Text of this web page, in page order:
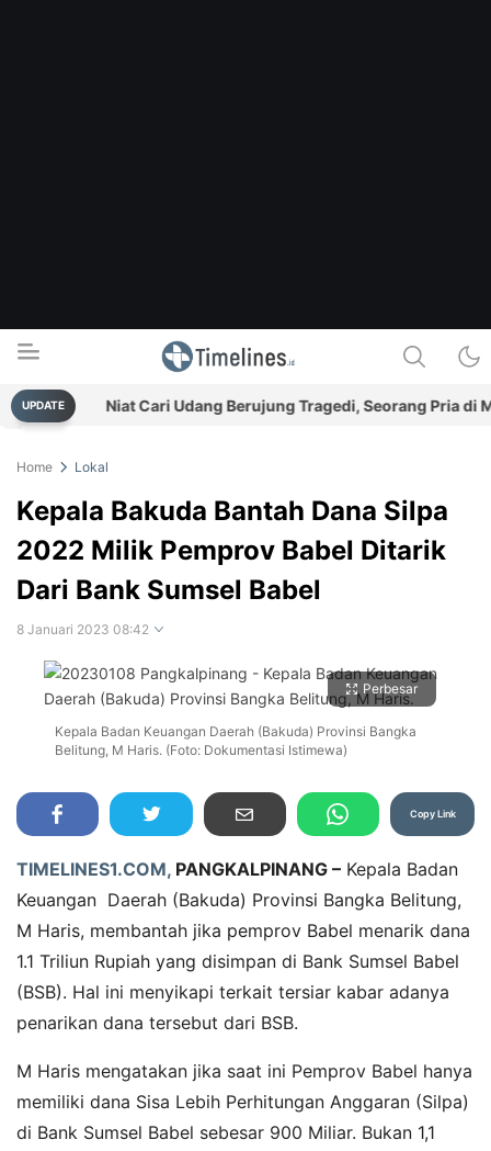
Timelines.id
Media Literasi, Sejarah & Budaya
UPDATE Niat Cari Udang Berujung Tragedi, Seorang Pria di
Home Lokal
Kepala Bakuda Bantah Dana Silpa
2022 Milik Pemprov Babel Ditarik
Dari Bank Sumsel Babel
8 Januari 2023 08:42
Perbesar
Kepala Badan Keuangan Daerah (Bakuda) Provinsi Bangka
Belitung, M Haris. (Foto: Dokumentasi Istimewa)
Copy Link
TIMELINES1.COM, PANGKALPINANG – Kepala Badan
Keuangan Daerah (Bakuda) Provinsi Bangka Belitung,
M Haris, membantah jika pemprov Babel menarik dana
1.1 Triliun Rupiah yang disimpan di Bank Sumsel Babel
(BSB). Hal ini menyikapi terkait tersiar kabar adanya
penarikan dana tersebut dari BSB.
M Haris mengatakan jika saat ini Pemprov Babel hanya
memiliki dana Sisa Lebih Perhitungan Anggaran (Silpa)
di Bank Sumsel Babel sebesar 900 Miliar. Bukan 1,1